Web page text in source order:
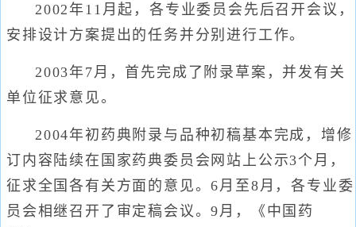
2002年11月起，各专业委员会先后召开会议，
安排设计方案提出的任务并分别进行工作。
2003年7月，首先完成了附录草案，并发有关
单位征求意见。
2004年初药典附录与品种初稿基本完成，增修
订内容陆续在国家药典委员会网站上公示3个月，
征求全国各有关方面的意见。6月至8月，各专业委
员会相继召开了审定稿会议。9月，《中国药